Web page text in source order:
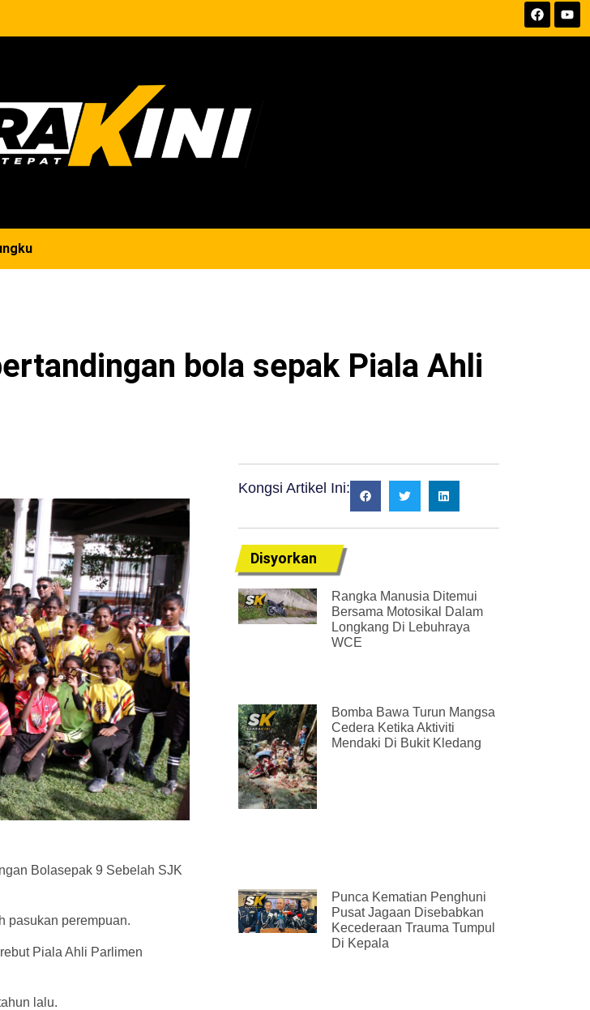
bola sepak Piala Ahli
Bolasepak 9 Sebelah SJK
pasukan perempuan.
Piala Ahli Parlimen
lalu.
Kongsi Artikel Ini:
Disyorkan
Rangka Manusia Ditemui
Bersama Motosikal Dalam
Longkang Di Lebuhraya
WCE
Bomba Bawa Turun Mangsa
Cedera Ketika Aktiviti
Mendaki Di Bukit Kledang
Punca Kematian Penghuni
Pusat Jagaan Disebabkan
Kecederaan Trauma Tumpul
Di Kepala